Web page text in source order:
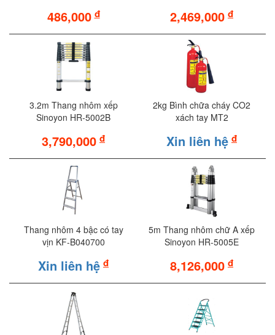
486,000 đ 2,469,000 đ
3.2m Thang nhôm xếp
Sinoyon HR-5002B
3,790,000 đ
2kg Bình chữa cháy CO2
xách tay MT2
Xin liên hệ đ
Thang nhôm 4 bậc có tay
vịn KF-B040700
Xin liên hệ đ
5m Thang nhôm chữ A xếp
Sinoyon HR-5005E
8,126,000 đ